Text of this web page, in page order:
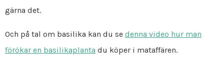
gärna det.
Och på tal om basilika kan du se denna video hur man
förökar en basilikaplanta du köper i mataffären.